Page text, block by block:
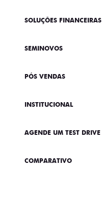
SOLUÇÕES FINANCEIRAS
SEMINOVOS
PÓS VENDAS
INSTITUCIONAL
AGENDE UM TEST DRIVE
COMPARATIVO